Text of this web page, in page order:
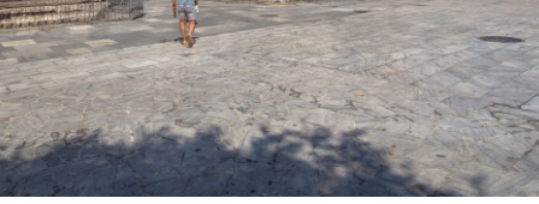
pełni
funkcjonował
zgodnie z
zamierzeniem.
W szczególności
to ciasteczka
sieci